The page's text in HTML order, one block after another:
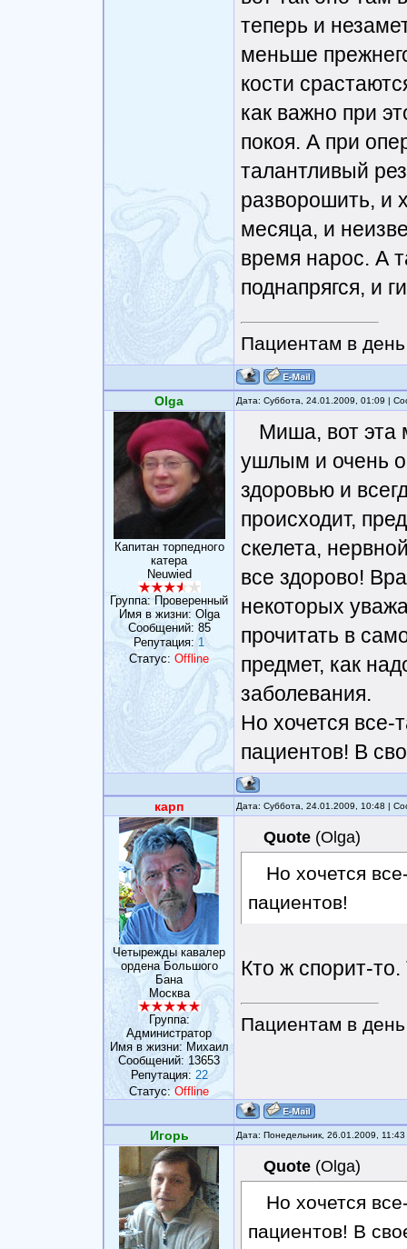
теперь и
меньше
кости
как важно при
покоя. А при
талантливый
разворошить, и
месяца, и
время нарос. А
поднапрягся, и
Пациентам в
Olga Дата: Суббота, 24.01.2009, 01:09 |
Капитан торпедного
катера
Neuwied
Группа: Проверенный
Имя в жизни: Olga
Сообщений: 85
Репутация: 1
Статус: Offline
Миша, вот эта
ушлым и очень
здоровью и
происходит,
скелета,
все здорово!
некоторых
прочитать в
предмет, как
заболевания.
Но хочется все-
пациентов! В
карп Дата: Суббота, 24.01.2009, 10:48 |
Четырежды кавалер
ордена Большого
Бана
Москва
Группа:
Администратор
Имя в жизни: Михаил
Сообщений: 13653
Репутация: 22
Статус:Offline
Quote (Olga)
Но хочется
пациентов!
Кто ж спорит-
Пациентам в
Игорь Дата: Понедельник, 26.01.2009,
Quote (Olga)
Но хочется
пациентов! В